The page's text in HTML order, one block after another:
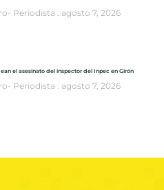
Periodista agosto 7, 2026
el asesinato del inspector del Inpec en Girón
Periodista agosto 7, 2026